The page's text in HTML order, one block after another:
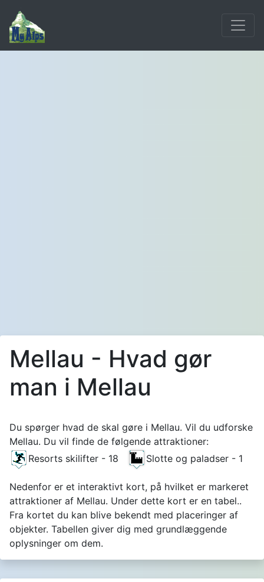
Mellau - Hvad gør
man i Mellau
Du spørger hvad de skal gøre i Mellau. Vil du udforske
Mellau. Du vil finde de følgende attraktioner:
Resorts skilifter - 18
Slotte og paladser - 1
Nedenfor er et interaktivt kort, på hvilket er markeret
attraktioner af Mellau. Under dette kort er en tabel..
Fra kortet du kan blive bekendt med placeringer af
objekter. Tabellen giver dig med grundlæggende
oplysninger om dem.